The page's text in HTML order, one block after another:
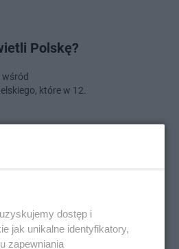
Polskę?
wśród
które w 12.
do
dostęp i
jak unikalne identyfikatory,
zapewniania